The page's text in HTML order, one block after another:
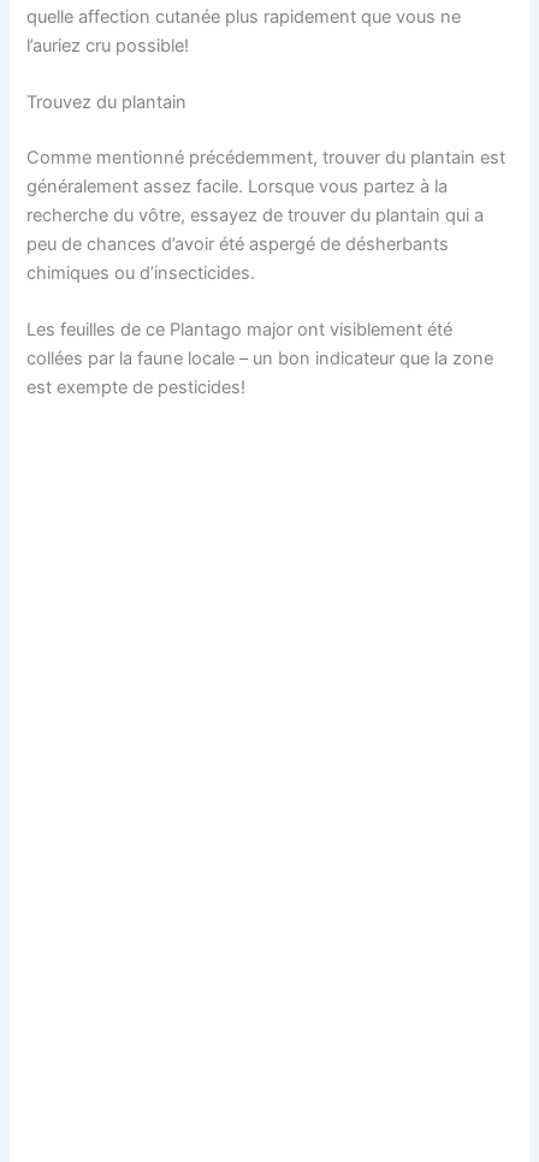
quelle affection cutanée plus rapidement que vous ne
l’auriez cru possible!
Trouvez du plantain
Comme mentionné précédemment, trouver du plantain est
généralement assez facile. Lorsque vous partez à la
recherche du vôtre, essayez de trouver du plantain qui a
peu de chances d’avoir été aspergé de désherbants
chimiques ou d’insecticides.
Les feuilles de ce Plantago major ont visiblement été
collées par la faune locale – un bon indicateur que la zone
est exempte de pesticides!